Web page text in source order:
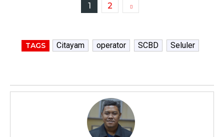
1 2
TAGS Citayam operator SCBD Seluler